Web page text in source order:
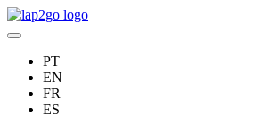
PT
EN
FR
ES